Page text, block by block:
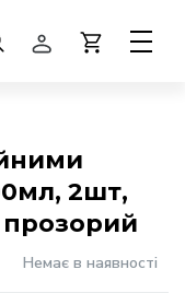
2шт,
прозорий
Немає в наявності